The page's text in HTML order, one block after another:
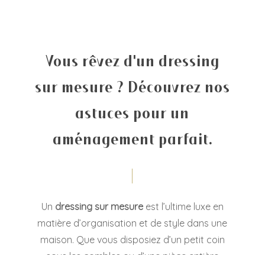
Vous rêvez d'un dressing
sur mesure ? Découvrez nos
astuces pour un
aménagement parfait.
Un dressing sur mesureest l’ultime luxe en
matière d’organisation et de style dans une
maison. Que vous disposiez d’un petit coin